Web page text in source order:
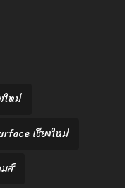
ใหม่
เชียงใหม่
ส์